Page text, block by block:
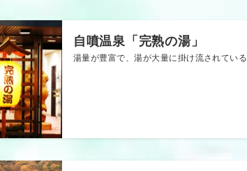
自噴温泉「完熟の湯」
湯量が豊富で、湯が大量に掛け流されている